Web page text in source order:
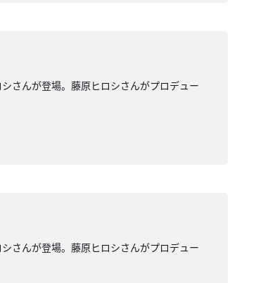
さんが登場。藤原ヒロシさんがプロデュー
さんが登場。藤原ヒロシさんがプロデュー